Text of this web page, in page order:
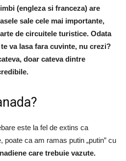
(engleza si franceza) are
sale cele mai importante,
de circuitele turistice. Odata
te va lasa fara cuvinte, nu crezi?
doar cateva dintre
este la fel de extins ca
poate ca am ramas putin „putin” cu
care trebuie vazute.